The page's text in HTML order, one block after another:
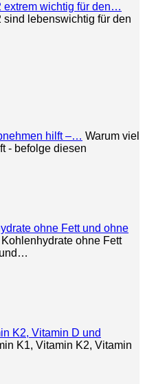
extrem wichtig für den…
lebenswichtig für den
hilft –… Warum viel
- befolge diesen
ohne Fett und ohne
ohne Fett
K2, Vitamin D und
K1, Vitamin K2, Vitamin